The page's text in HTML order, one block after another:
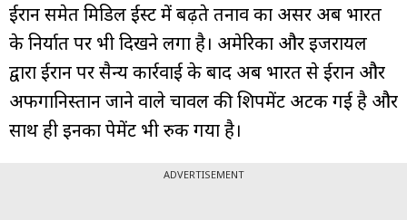
ईरान समेत मिडिल ईस्ट में बढ़ते तनाव का असर अब भारत
के निर्यात पर भी दिखने लगा है। अमेरिका और इजरायल
द्वारा ईरान पर सैन्य कार्रवाई के बाद अब भारत से ईरान और
अफगानिस्तान जाने वाले चावल की शिपमेंट अटक गई है और
साथ ही इनका पेमेंट भी रुक गया है।
ADVERTISEMENT